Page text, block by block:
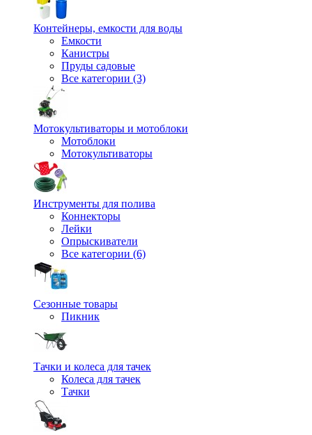
Контейнеры, емкости для воды
Емкости
Канистры
Пруды садовые
Все категории (3)
Мотокультиваторы и мотоблоки
Мотоблоки
Мотокультиваторы
Инструменты для полива
Коннекторы
Лейки
Опрыскиватели
Все категории (6)
Сезонные товары
Пикник
Тачки и колеса для тачек
Колеса для тачек
Тачки